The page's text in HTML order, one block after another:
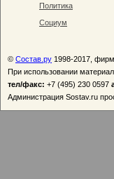
Политика
Социум
© Состав.ру 1998-2017,
При использовании
тел/факс: +7 (495) 230 0597
Администрация Sostav.ru